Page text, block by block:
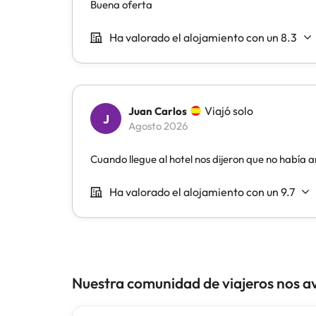
Nuestra comunidad de viajeros nos